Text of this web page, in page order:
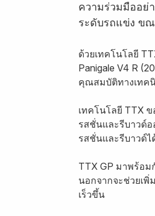
ความร่วมมืออย่
ระดับรถแข่ง ข
ด้วยเทคโนโลยี
Panigale V4 R
คุณสมบัติทางเทค
เทคโนโลยี TTX
รสชั่นและรีบาวด์
รสชั่นและรีบาวด์
TTX GP มาพร้อม
นอกจากจะช่วยเพิ่
เร็วขึ้น